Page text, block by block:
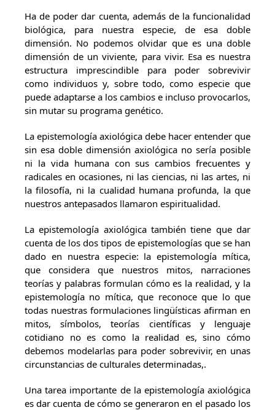
Ha de poder dar cuenta, además de la funcionalidad
biológica, para nuestra especie, de esa doble
dimensión. No podemos olvidar que es una doble
dimensión de un viviente, para vivir. Esa es nuestra
estructura imprescindible para poder sobrevivir
como individuos y, sobre todo, como especie que
puede adaptarse a los cambios e incluso provocarlos,
sin mutar su programa genético.
La epistemología axiológica debe hacer entender que
sin esa doble dimensión axiológica no sería posible
ni la vida humana con sus cambios frecuentes y
radicales en ocasiones, ni las ciencias, ni las artes, ni
la filosofía, ni la cualidad humana profunda, la que
nuestros antepasados llamaron espiritualidad.
La epistemología axiológica también tiene que dar
cuenta de los dos tipos de epistemologías que se han
dado en nuestra especie: la epistemología mítica,
que considera que nuestros mitos, narraciones
teorías y palabras formulan cómo es la realidad, y la
epistemología no mítica, que reconoce que lo que
todas nuestras formulaciones lingüísticas afirman en
mitos, símbolos, teorías científicas y lenguaje
cotidiano no es como la realidad es, sino cómo
debemos modelarlas para poder sobrevivir, en unas
circunstancias de culturales determinadas,.
Una tarea importante de la epistemología axiológica
es dar cuenta de cómo se generaron en el pasado los